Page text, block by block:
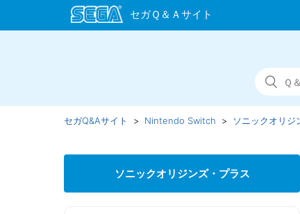
セガQ&Aサイト Nintendo Switch ソニックオリジ
ソニックオリジンズ・プラス